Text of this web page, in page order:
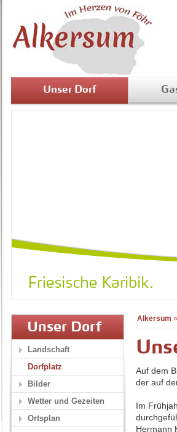
Unser Dorf
Alkersum »
Auf dem
der auf
Im
Hermann
Unser Dorf
Landschaft
Dorfplatz
Bilder
Wetter und Gezeiten
Ortsplan